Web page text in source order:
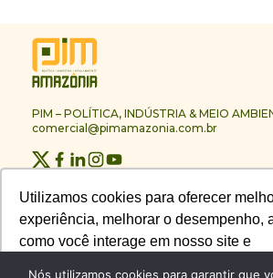
Utilizamos cookies para oferecer
experiência, melhorar o desempenho,
como você interage em nosso site e
Utilizamos cookies para oferecer
experiência, melhorar o desempenho,
como você interage em nosso site e
PIM – POLÍTICA, INDÚSTRIA & MEIO
comercial@pimamazonia.com.br
Contato
Publicidade
Melhores Empresas
Nós utilizamos cookies para garantir que